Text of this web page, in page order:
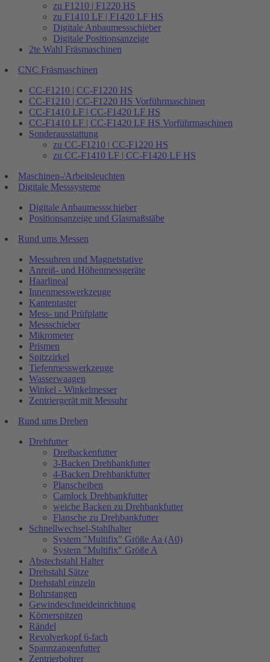
zu F1210 | F1220 HS
zu F1410 LF | F1420 LF HS
Digitale Anbaumessschieber
Digitale Positionsanzeige
2te Wahl Fräsmaschinen
CNC Fräsmaschinen
CC-F1210 | CC-F1220 HS
CC-F1210 | CC-F1220 HS Vorführmaschinen
CC-F1410 LF | CC-F1420 LF HS
CC-F1410 LF | CC-F1420 LF HS Vorführmaschinen
Sonderausstattung
zu CC-F1210 | CC-F1220 HS
zu CC-F1410 LF | CC-F1420 LF HS
Maschinen-/Arbeitsleuchten
Digitale Messsysteme
Digitale Anbaumessschieber
Positionsanzeige und Glasmaßstäbe
Rund ums Messen
Messuhren und Magnetstative
Anreiß- und Höhenmessgeräte
Haarlineal
Innenmesswerkzeuge
Kantentaster
Mess- und Prüfplatte
Messschieber
Mikrometer
Prismen
Spitzzirkel
Tiefenmesswerkzeuge
Wasserwaagen
Winkel - Winkelmesser
Zentriergerät mit Messuhr
Rund ums Drehen
Drehfutter
Dreibackenfutter
3-Backen Drehbankfutter
4-Backen Drehbankfutter
Planscheiben
Camlock Drehbankfutter
weiche Backen zu Drehbankfutter
Flansche zu Drehbankfutter
Schnellwechsel-Stahlhalter
System "Multifix" Größe Aa (A0)
System "Multifix" Größe A
Abstechstahl Halter
Drehstahl Sätze
Drehstahl einzeln
Bohrstangen
Gewindeschneideinrichtung
Körnerspitzen
Rändel
Revolverkopf 6-fach
Spannzangenfutter
Zentrierbohrer